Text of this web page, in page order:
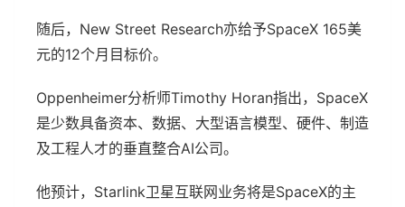
随后，New Street Research亦给予SpaceX 165美
元的12个月目标价。
Oppenheimer分析师Timothy Horan指出，SpaceX
是少数具备资本、数据、大型语言模型、硬件、制造
及工程人才的垂直整合AI公司。
他预计，Starlink卫星互联网业务将是SpaceX的主